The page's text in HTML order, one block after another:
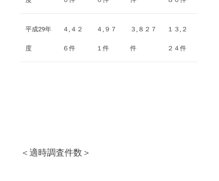
平成29年
度
４,４２
６件
４,９７
１件
３,８２７
件
１３,２
２４件
＜適時調査件数＞